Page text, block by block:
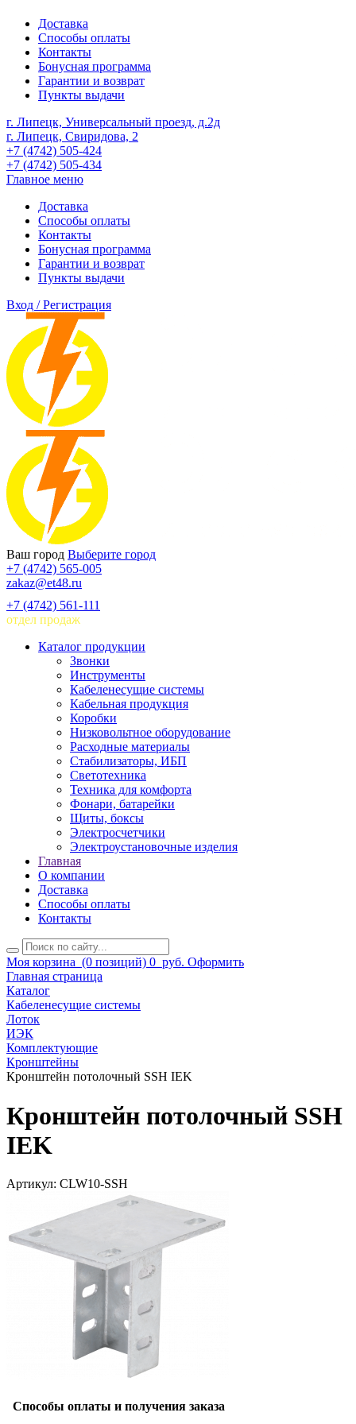
Доставка
Способы оплаты
Контакты
Бонусная программа
Гарантии и возврат
Пункты выдачи
г. Липецк, Универсальный проезд, д.2д
г. Липецк, Свиридова, 2
+7 (4742) 505-424
+7 (4742) 505-434
Главное меню
Доставка
Способы оплаты
Контакты
Бонусная программа
Гарантии и возврат
Пункты выдачи
Вход / Регистрация
Ваш город Выберите город
+7 (4742) 565-005
zakaz@et48.ru
+7 (4742) 561-111
отдел продаж
Каталог продукции
Звонки
Инструменты
Кабеленесущие системы
Кабельная продукция
Коробки
Низковольтное оборудование
Расходные материалы
Стабилизаторы, ИБП
Светотехника
Техника для комфорта
Фонари, батарейки
Щиты, боксы
Электросчетчики
Электроустановочные изделия
Главная
О компании
Доставка
Способы оплаты
Контакты
Моя корзина (0 позиций) 0 руб. Оформить
Главная страница
Каталог
Кабеленесущие системы
Лоток
ИЭК
Комплектующие
Кронштейны
Кронштейн потолочный SSH IEK
Кронштейн потолочный SSH
IEK
Артикул: CLW10-SSH
Способы оплаты и получения заказа